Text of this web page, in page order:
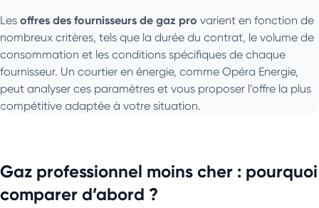
Les offres des fournisseurs de gaz pro varient en fonction de
nombreux critères, tels que la durée du contrat, le volume de
consommation et les conditions spécifiques de chaque
fournisseur. Un courtier en énergie, comme Opéra Energie,
peut analyser ces paramètres et vous proposer l’offre la plus
compétitive adaptée à votre situation.
Gaz professionnel moins cher : pourquoi
comparer d’abord ?